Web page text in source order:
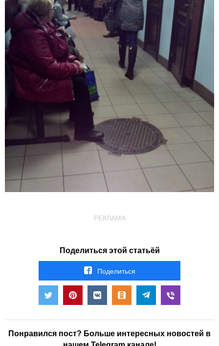
РЕКЛАМА
Поделиться этой статьёй
Поделиться
Понравился пост? Больше интересных новостей в